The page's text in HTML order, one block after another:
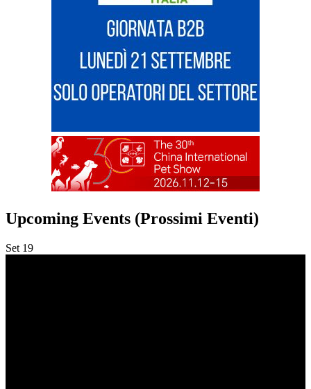
Upcoming Events (Prossimi Eventi)
Set 19